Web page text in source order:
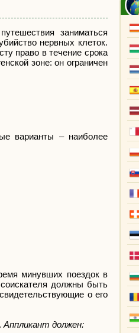
заниматься
нервных клеток.
право в течение срока
зоне: он ограничен
варианты – наиболее
минувших поездок в
должны быть
о его
Аппликант должен: